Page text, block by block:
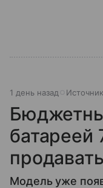
1 день назад
батареей
Модель уже